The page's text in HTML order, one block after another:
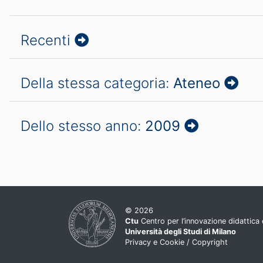
Recenti
Della stessa categoria: Ateneo
Dello stesso anno: 2009
© 2026
Ctu Centro per l’innovazione
Università degli Studi di Milano
Privacy e Cookie / Copyright